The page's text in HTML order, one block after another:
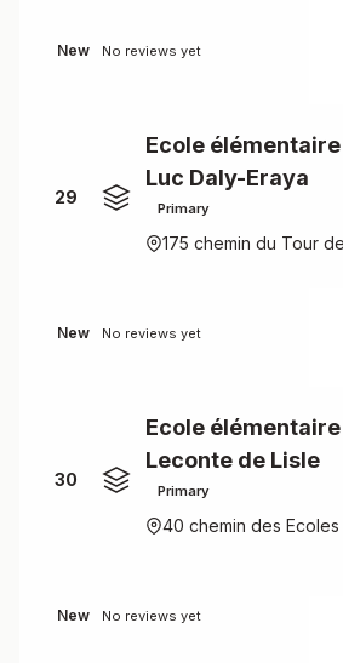
New No reviews yet
29
Ecole
Luc Daly-Eraya
Primary
175 chemin du Tour
New No reviews yet
30
Ecole
Leconte de Lisle
Primary
40 chemin des Ecoles
New No reviews yet